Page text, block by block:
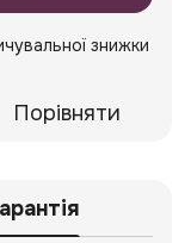
знижки
Порівняти